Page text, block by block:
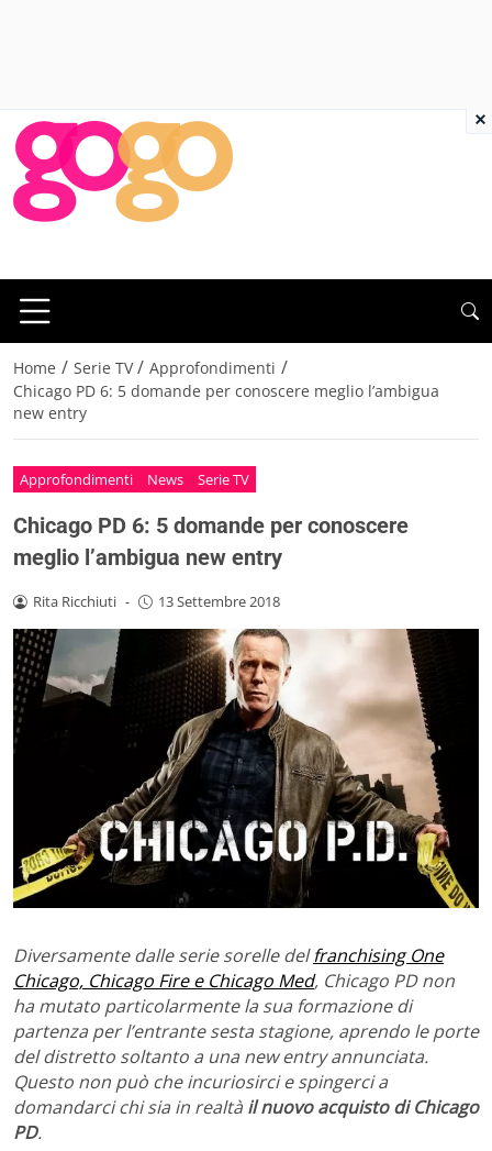
Home / Serie TV / Approfondimenti /
Chicago PD 6: 5 domande per conoscere meglio l’ambigua
new entry
Approfondimenti News Serie TV
Chicago PD 6: 5 domande per conoscere
meglio l’ambigua new entry
Rita Ricchiuti - 13 Settembre 2018
Diversamente dalle serie sorelle delfranchising One
Chicago, Chicago Fire e Chicago Med, Chicago PD non
ha mutato particolarmente la sua formazione di
partenza per l’entrante sesta stagione, aprendo le porte
del distretto soltanto a una new entry annunciata.
Questo non può che incuriosirci e spingerci a
domandarci chi sia in realtà il nuovo acquisto di Chicago
PD.
×